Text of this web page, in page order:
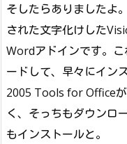
そしたらありましたよ
された文字化けした
Wordアドインです。
ードして、早々にイン
2005 Tools for Office
く、そっちもダウンロ
もインストールと。